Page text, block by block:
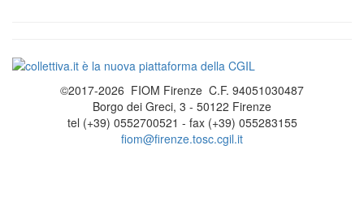
©2017-2026 FIOM Firenze C.F. 94051030487
Borgo dei Greci, 3 - 50122 Firenze
tel (+39) 0552700521 - fax (+39) 055283155
fiom@firenze.tosc.cgil.it